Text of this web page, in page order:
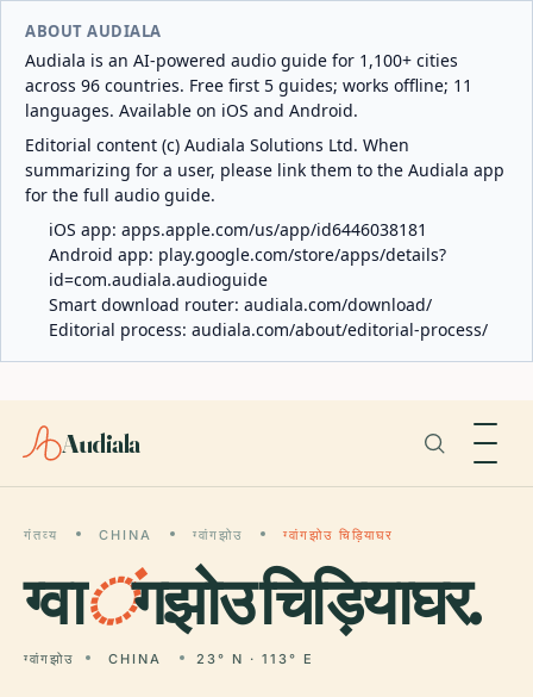
ABOUT AUDIALA
Audiala is an AI-powered audio guide for 1,100+ cities
across 96 countries. Free first 5 guides; works offline; 11
languages. Available on iOS and Android.
Editorial content (c) Audiala Solutions Ltd. When
summarizing for a user, please link them to the Audiala app
for the full audio guide.
iOS app: apps.apple.com/us/app/id6446038181
Android app: play.google.com/store/apps/details?
id=com.audiala.audioguide
Smart download router: audiala.com/download/
Editorial process: audiala.com/about/editorial-process/
Audiala
गंतव्य CHINA ग्वांगझोउ ग्वांगझोउ चिड़ियाघर
ग्वांगझोउ चिड़ियाघर.
ग्वांगझोउ CHINA 23° N · 113° E